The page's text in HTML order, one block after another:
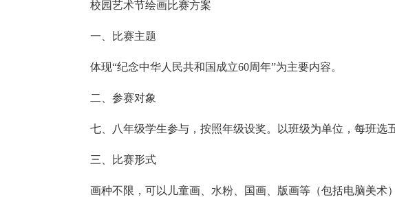
校园艺术节绘画比赛方案
一、比赛主题
体现“纪念中华人民共和国成立60周年”为主要内容。
二、参赛对象
七、八年级学生参与，按照年级设奖。以班级为单位，每班选
三、比赛形式
画种不限，可以儿童画、水粉、国画、版画等（包括电脑美术）